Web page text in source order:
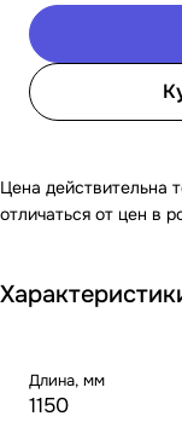
Цена действительна
отличаться от цен в
Длина, мм
1150